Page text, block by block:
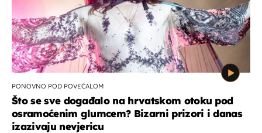
PONOVNO POD POVEĆALOM
Što se sve događalo na hrvatskom otoku pod
osramoćenim glumcem? Bizarni prizori i danas
izazivaju nevjericu